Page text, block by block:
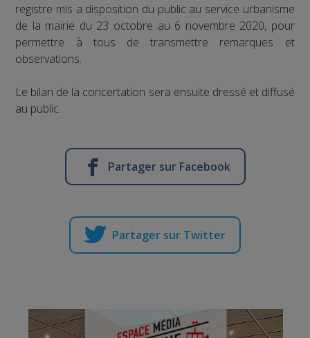
registre mis a disposition du public au service urbanisme
de la mairie du 23 octobre au 6 novembre 2020, pour
permettre à tous de transmettre remarques et
observations.
Le bilan de la concertation sera ensuite dressé et diffusé
au public.
Partager sur Facebook
Partager sur Twitter